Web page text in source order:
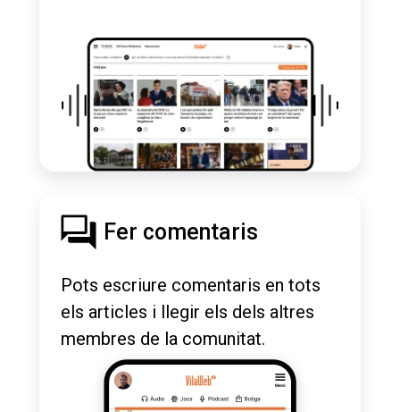
Fer comentaris
Pots escriure comentaris en tots
els articles i llegir els dels altres
membres de la comunitat.